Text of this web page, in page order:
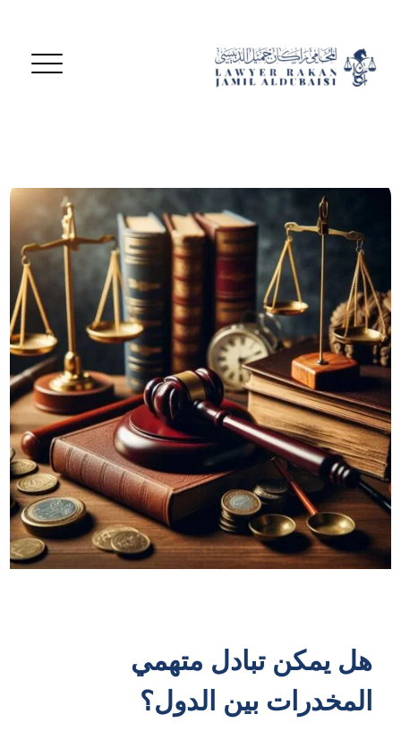
هل يمكن تبادل متهمي
المخدرات بين الدول؟